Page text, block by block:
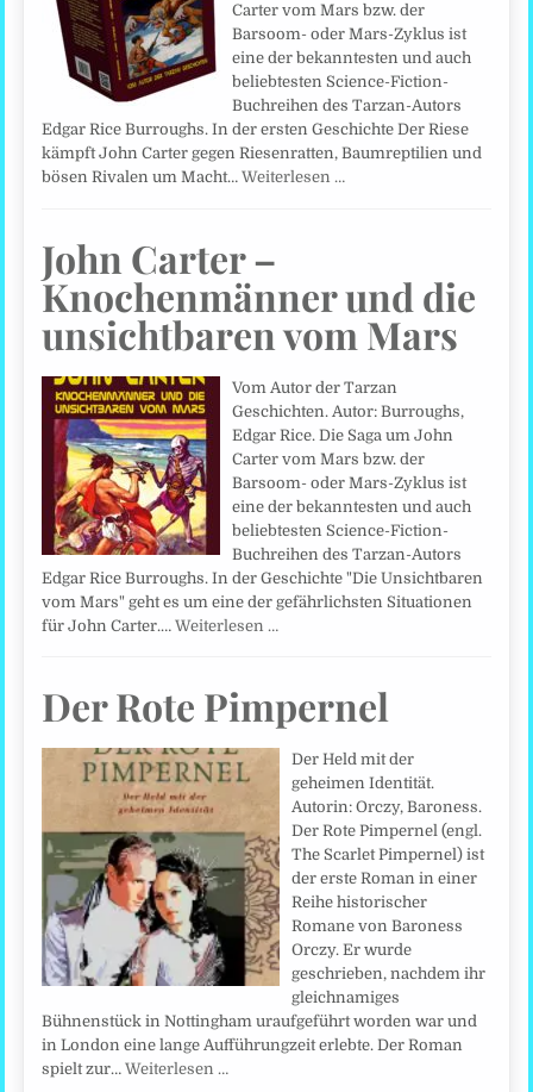
Carter vom Mars bzw. der
Barsoom- oder Mars-Zyklus ist
eine der bekanntesten und auch
beliebtesten Science-Fiction-
Buchreihen des Tarzan-Autors
Edgar Rice Burroughs. In der ersten Geschichte Der Riese
kämpft John Carter gegen Riesenratten, Baumreptilien und
bösen Rivalen um Macht…Weiterlesen …
John Carter –
Knochenmänner und die
unsichtbaren vom Mars
Vom Autor der Tarzan
Geschichten. Autor: Burroughs,
Edgar Rice. Die Saga um John
Carter vom Mars bzw. der
Barsoom- oder Mars-Zyklus ist
eine der bekanntesten und auch
beliebtesten Science-Fiction-
Buchreihen des Tarzan-Autors
Edgar Rice Burroughs. In der Geschichte "Die Unsichtbaren
vom Mars" geht es um eine der gefährlichsten Situationen
für John Carter.…Weiterlesen …
Der Rote Pimpernel
Der Held mit der
geheimen Identität.
Autorin: Orczy, Baroness.
Der Rote Pimpernel (engl.
The Scarlet Pimpernel) ist
der erste Roman in einer
Reihe historischer
Romane von Baroness
Orczy. Er wurde
geschrieben, nachdem ihr
gleichnamiges
Bühnenstück in Nottingham uraufgeführt worden war und
in London eine lange Aufführungzeit erlebte. Der Roman
spielt zur…Weiterlesen …